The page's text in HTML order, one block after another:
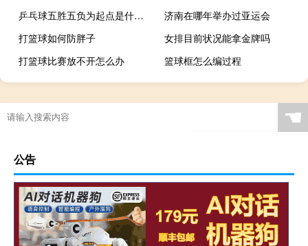
乒乓球五胜五负为起点是什么意思
济南在哪年举办过亚运会
打篮球如何防胖子
女排目前状况能拿金牌吗
打篮球比赛放不开怎么办
篮球框怎么编过程
☚
公告